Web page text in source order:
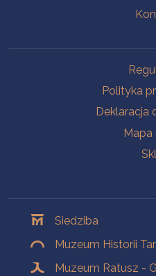
Polityka
Deklaracja
Mapa
Siedziba
Muzeum Historii
Muzeum Ratusz -